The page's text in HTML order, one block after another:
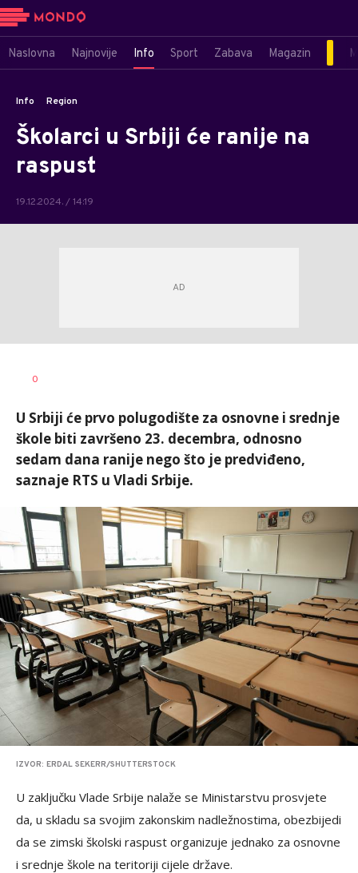
Naslovna Najnovije Info Sport Zabava Magazin
Info Region
Školarci u Srbiji će ranije na
raspust
19.12.2024. / 14:19
AUTOR
0
U Srbiji će prvo polugodište za osnovne i srednje
škole biti završeno 23. decembra, odnosno
sedam dana ranije nego što je predviđeno,
saznaje RTS u Vladi Srbije.
IZVOR: ERDAL SEKERR/SHUTTERSTOCK
U zaključku Vlade Srbije nalaže se Ministarstvu prosvjete
da, u skladu sa svojim zakonskim nadležnostima, obezbijedi
da se zimski školski raspust organizuje jednako za osnovne
i srednje škole na teritoriji cijele države.